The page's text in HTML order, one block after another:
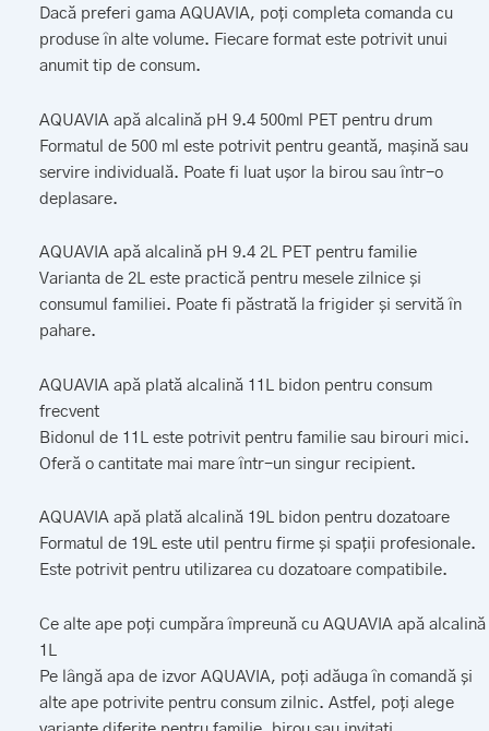
Dacă preferi gama AQUAVIA, poți completa comanda cu
produse în alte volume. Fiecare format este potrivit unui
anumit tip de consum.
AQUAVIA apă alcalină pH 9.4 500ml PET pentru drum
Formatul de 500 ml este potrivit pentru geantă, mașină sau
servire individuală. Poate fi luat ușor la birou sau într-o
deplasare.
AQUAVIA apă alcalină pH 9.4 2L PET pentru familie
Varianta de 2L este practică pentru mesele zilnice și
consumul familiei. Poate fi păstrată la frigider și servită în
pahare.
AQUAVIA apă plată alcalină 11L bidon pentru consum
frecvent
Bidonul de 11L este potrivit pentru familie sau birouri mici.
Oferă o cantitate mai mare într-un singur recipient.
AQUAVIA apă plată alcalină 19L bidon pentru dozatoare
Formatul de 19L este util pentru firme și spații profesionale.
Este potrivit pentru utilizarea cu dozatoare compatibile.
Ce alte ape poți cumpăra împreună cu AQUAVIA apă alcalină
1L
Pe lângă apa de izvor AQUAVIA, poți adăuga în comandă și
alte ape potrivite pentru consum zilnic. Astfel, poți alege